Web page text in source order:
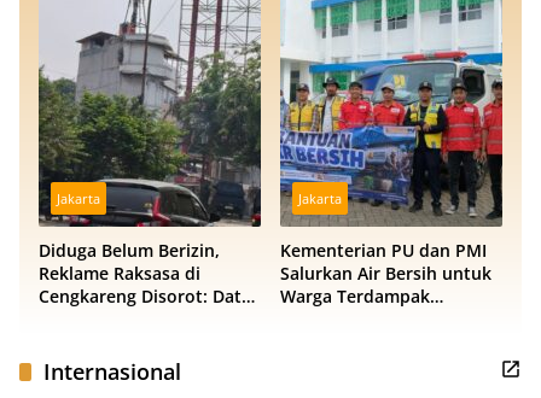
Jakarta
Diduga Belum Berizin,
Reklame Raksasa di
Cengkareng Disorot: Data
Jakarta
Kementerian PU dan PMI
Salurkan Air Bersih untuk
Warga Terdampak
Internasional